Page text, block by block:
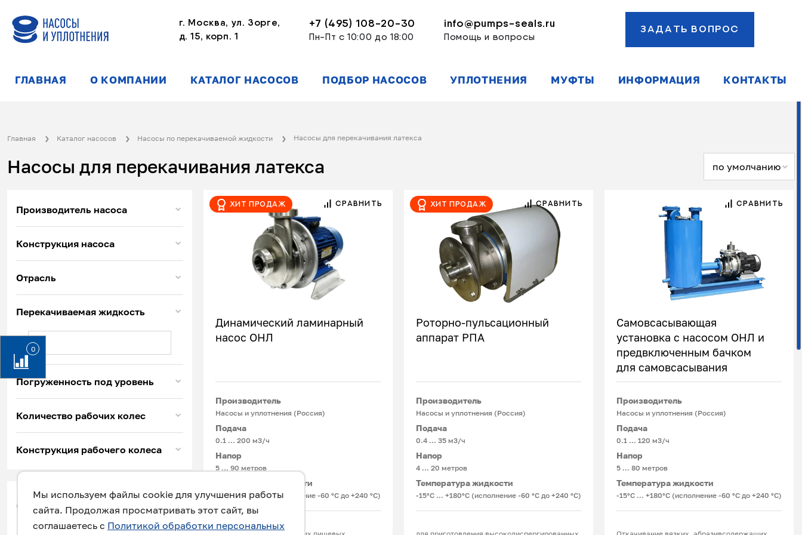
Мы используем файлы cookie для улучшения работы
сайта. Продолжая просматривать этот сайт, вы
соглашаетесь с Политикой обработки персональных
0
г. Москва, ул. Зорге,
д. 15, корп. 1
+7 (495) 108-20-30
Пн-Пт с 10:00 до 18:00
info@pumps-seals.ru
Помощь и вопросы
ЗАДАТЬ ВОПРОС
ГЛАВНАЯ О КОМПАНИИ КАТАЛОГ НАСОСОВ ПОДБОР НАСОСОВ УПЛОТНЕНИЯ МУФТЫ ИНФОРМАЦИЯ КОНТАКТЫ
Главная Каталог насосов Насосы по перекачиваемой жидкости Насосы для перекачивания латекса
Насосы для перекачивания латекса по умолчанию
Производитель насоса
Конструкция насоса
Отрасль
Перекачиваемая жидкость
Погруженность под уровень
Количество рабочих колес
Конструкция рабочего колеса
фильтр
Хит продаж СРАВНИТЬ
Динамический ламинарный
насос ОНЛ
Производитель
Насосы и уплотнения (Россия)
Подача
0.1 ... 200 м3/ч
Напор
5 … 90 метров
Температура жидкости
-15°С ... +180°С (исполнение -60 °С до +240 °С)
Хит продаж СРАВНИТЬ
Роторно-пульсационный
аппарат РПА
Производитель
Насосы и уплотнения (Россия)
Подача
0.4 ... 35 м3/ч
Напор
4 … 20 метров
Температура жидкости
-15°С ... +180°С (исполнение -60 °С до +240 °С)
СРАВНИТЬ
Самовсасывающая
установка с насосом ОНЛ и
предвключенным бачком
для самовсасывания
Производитель
Насосы и уплотнения (Россия)
Подача
0.1 ... 120 м3/ч
Напор
5 … 80 метров
Температура жидкости
-15°С ... +180°С (исполнение -60 °С до +240 °С)